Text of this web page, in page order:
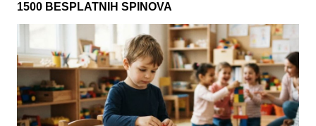
1500 BESPLATNIH SPINOVA